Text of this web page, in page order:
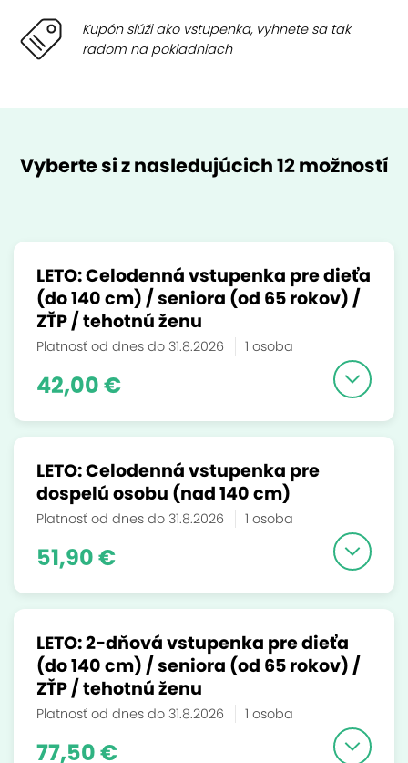
Kupón slúži ako vstupenka, vyhnete sa tak
radom na pokladniach
Vyberte si z nasledujúcich 12 možností
LETO: Celodenná vstupenka pre dieťa
(do 140 cm) / seniora (od 65 rokov) /
ZŤP / tehotnú ženu
Platnosť od dnes do 31.8.2026 1 osoba
42,00 €
LETO: Celodenná vstupenka pre
dospelú osobu (nad 140 cm)
Platnosť od dnes do 31.8.2026 1 osoba
51,90 €
LETO: 2-dňová vstupenka pre dieťa
(do 140 cm) / seniora (od 65 rokov) /
ZŤP / tehotnú ženu
Platnosť od dnes do 31.8.2026 1 osoba
77,50 €